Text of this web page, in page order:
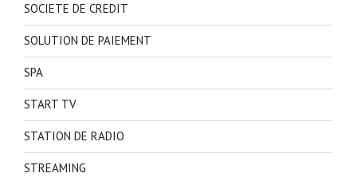
SOCIETE DE CREDIT
SOLUTION DE PAIEMENT
SPA
START TV
STATION DE RADIO
STREAMING